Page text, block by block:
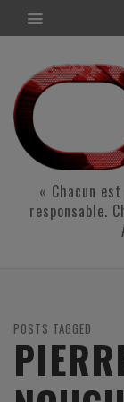
« Chacun
responsable.
POSTS TAGGED